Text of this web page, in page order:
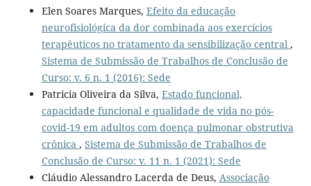
Elen Soares Marques, Efeito da educação
neurofisiológica da dor combinada aos exercícios
terapêuticos no tratamento da sensibilização central ,
Sistema de Submissão de Trabalhos de Conclusão de
Curso: v. 6 n. 1 (2016): Sede
Patricia Oliveira da Silva, Estado funcional,
capacidade funcional e qualidade de vida no pós-
covid-19 em adultos com doença pulmonar obstrutiva
crônica , Sistema de Submissão de Trabalhos de
Conclusão de Curso: v. 11 n. 1 (2021): Sede
Cláudio Alessandro Lacerda de Deus, Associação